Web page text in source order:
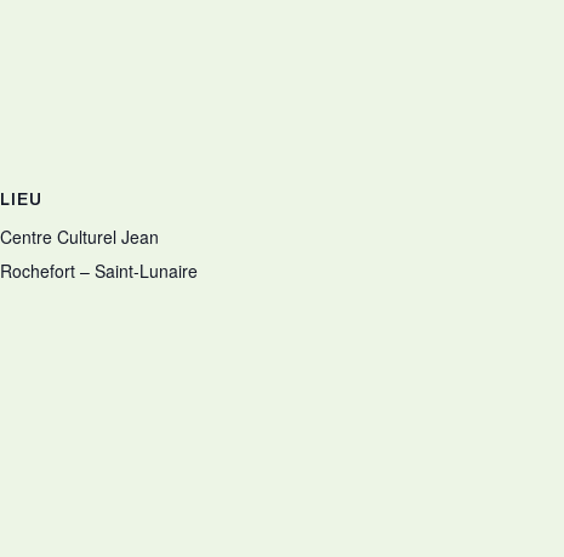
LIEU
Centre Culturel Jean
Rochefort – Saint-Lunaire